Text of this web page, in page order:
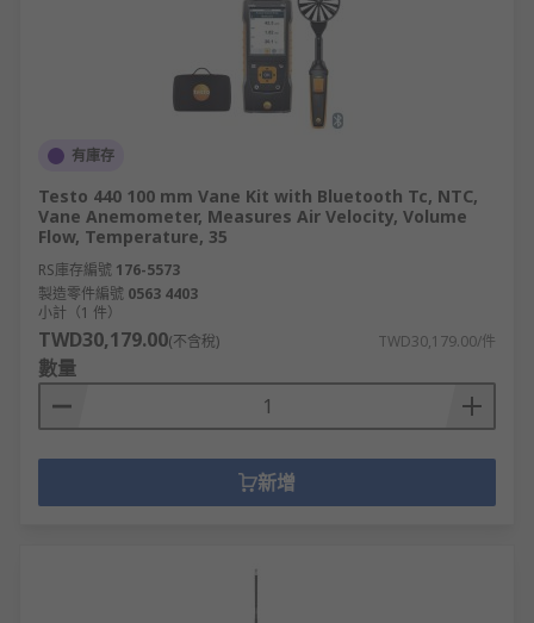
有庫存
Testo 440 100 mm Vane Kit with Bluetooth Tc, NTC,
Vane Anemometer, Measures Air Velocity, Volume
Flow, Temperature, 35
RS庫存編號 176-5573
製造零件編號 0563 4403
小計（1 件）
TWD30,179.00(不含稅) TWD30,179.00/件
數量
新增